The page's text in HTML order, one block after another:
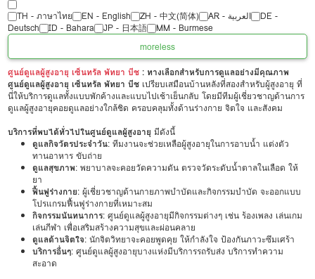
TH - ‏ภาษาไทย EN - English ZH - 中文(简体) ‏AR - ‏العربية‏
DE -
Deutsch
ID - Bahara JP - 日本語
MM - Burmese
moreless
ศูนย์ดูแลผู้สูงอายุ เซ็นทรัล พัทยา บีช : ทางเลือกสำหรับการดูแลอย่างมีคุณภาพ
ศูนย์ดูแลผู้สูงอายุ เซ็นทรัล พัทยา บีช เปรียบเสมือนบ้านหลังที่สองสำหรับผู้สูงอายุ ที่
นี่ให้บริการดูแลทั้งแบบพักค้างและแบบไปเช้าเย็นกลับ โดยมีทีมผู้เชี่ยวชาญด้านการ
ดูแลผู้สูงอายุคอยดูแลอย่างใกล้ชิด ครอบคลุมทั้งด้านร่างกาย จิตใจ และสังคม
บริการที่พบได้ทั่วไปในศูนย์ดูแลผู้สูงอายุ มีดังนี้
ดูแลกิจวัตรประจำวัน: ทีมงานจะช่วยเหลือผู้สูงอายุในการอาบน้ำ แต่งตัว
ทานอาหาร ขับถ่าย
ดูแลสุขภาพ: พยาบาลจะคอยวัดความดัน ตรวจวัดระดับน้ำตาลในเลือด ให้
ยา
ฟื้นฟูร่างกาย: ผู้เชี่ยวชาญด้านกายภาพบำบัดและกิจกรรมบำบัด จะออกแบบ
โปรแกรมฟื้นฟูร่างกายที่เหมาะสม
กิจกรรมนันทนาการ: ศูนย์ดูแลผู้สูงอายุมีกิจกรรมต่างๆ เช่น ร้องเพลง เล่นเกม
เล่นกีฬา เพื่อเสริมสร้างความสุขและผ่อนคลาย
ดูแลด้านจิตใจ: นักจิตวิทยาจะคอยพูดคุย ให้กำลังใจ ป้องกันภาวะซึมเศร้า
บริการอื่นๆ: ศูนย์ดูแลผู้สูงอายุบางแห่งมีบริการรถรับส่ง บริการทำความ
สะอาด